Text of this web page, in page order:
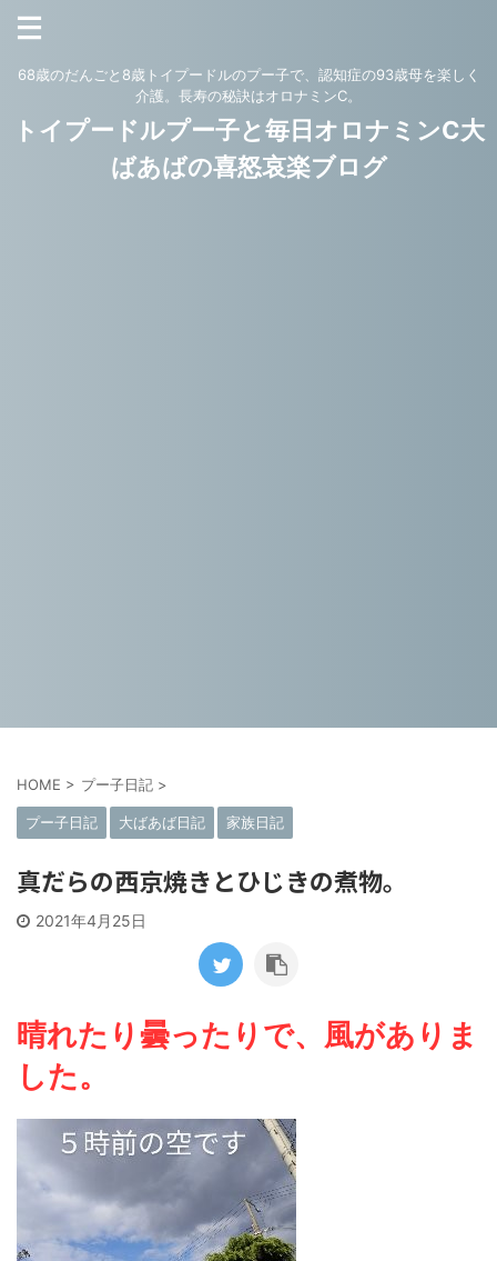
68歳のだんごと8歳トイプードルのプー子で、認知症の93歳母を楽しく
介護。長寿の秘訣はオロナミンC。
トイプードルプー子と毎日オロナミンC大
ばあばの喜怒哀楽ブログ
HOME > プー子日記 >
プー子日記 大ばあば日記 家族日記
真だらの西京焼きとひじきの煮物。
2021年4月25日
晴れたり曇ったりで、風がありま
した。